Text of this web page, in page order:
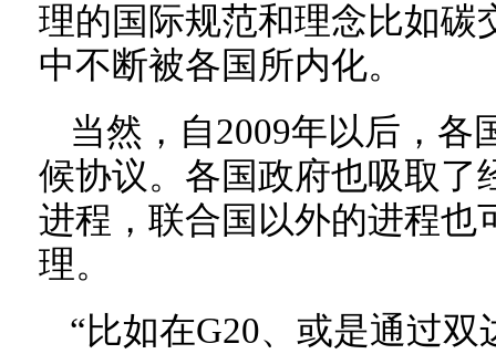
理的国际规范和理念比如碳
中不断被各国所内化。
当然，自2009年以后，各
候协议。各国政府也吸取了
进程，联合国以外的进程也
理。
“比如在G20、或是通过